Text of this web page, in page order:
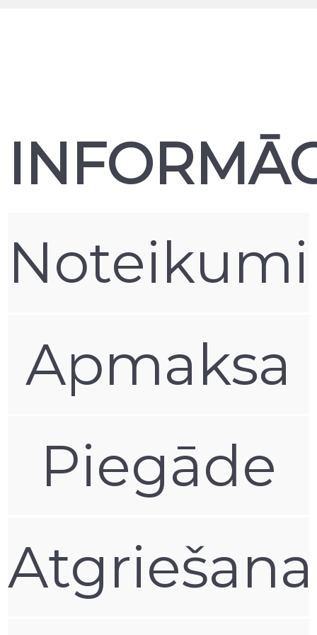
Noteikumi
Apmaksa
Piegāde
Atgriešana